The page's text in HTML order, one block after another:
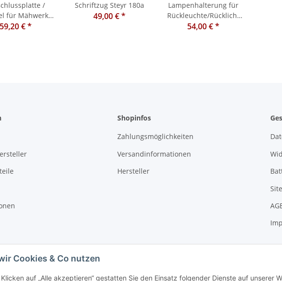
Cookies & Co nutzen
auf „Alle akzeptieren“ gestatten Sie den Einsatz folgender Dienste auf unserer
/
für Mähwerk
Steyr T180
59,20 €*
Schriftzug Steyr 180a
49,00 €*
Lampenhalterung für
Rückleuchte/Rücklicht
Steyr T80,84,180a
54,00 €*
Shopinfos
Zahlungsmöglichkeiten
Versandinformationen
Hersteller